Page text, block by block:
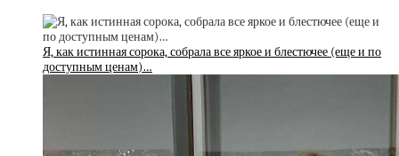
Я, как истинная сорока, собрала все яркое и блестючее (еще и по
доступным ценам)…